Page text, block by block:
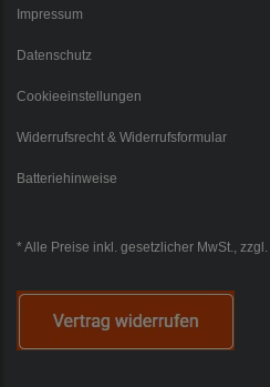
Impressum
Datenschutz
Cookieeinstellungen
Widerrufsrecht & Widerrufsformular
Batteriehinweise
* Alle Preise inkl. gesetzlicher MwSt., zzgl.